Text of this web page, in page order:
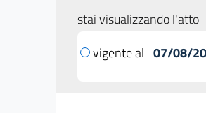
stai visualizzando l'atto
vigente al